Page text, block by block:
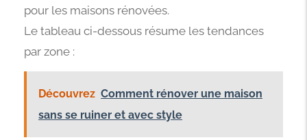
pour les maisons rénovées.
Le tableau ci-dessous résume les tendances
par zone :
Découvrez Comment rénover une maison
sans se ruiner et avec style